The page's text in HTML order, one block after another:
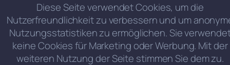
Diese Seite verwendet Cookies, um die
Nutzerfreundlichkeit zu verbessern und um
Nutzungsstatistiken zu ermöglichen. Sie
keine Cookies für Marketing oder Werbung. Mit der
weiteren Nutzung der Seite stimmen Sie dem zu.